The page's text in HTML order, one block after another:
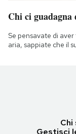
Chi ci guadagna
Se pensavate di
aria, sappiate che il
Chi
Gestisci